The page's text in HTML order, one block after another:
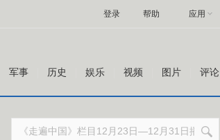
帮助 应用
登录
军事 历史 娱乐 视频 图片 评论